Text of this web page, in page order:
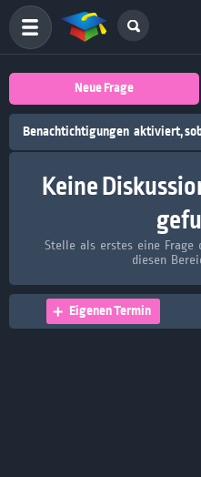
Neue Frage
Benachtichtigungen aktiviert,
Keine
Stelle als erstes eine Frage
diesen
Eigenen Termin